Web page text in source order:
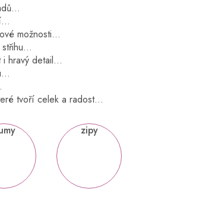
možnosti…
střihu…
i hravý detail…
tvoří celek a radost…
zipy